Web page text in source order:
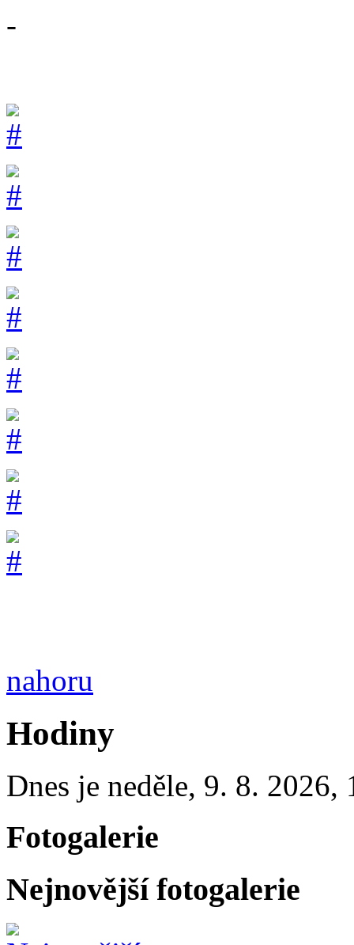
-
nahoru
Hodiny
Dnes je neděle, 9. 8. 2026,
Fotogalerie
Nejnovější fotogalerie